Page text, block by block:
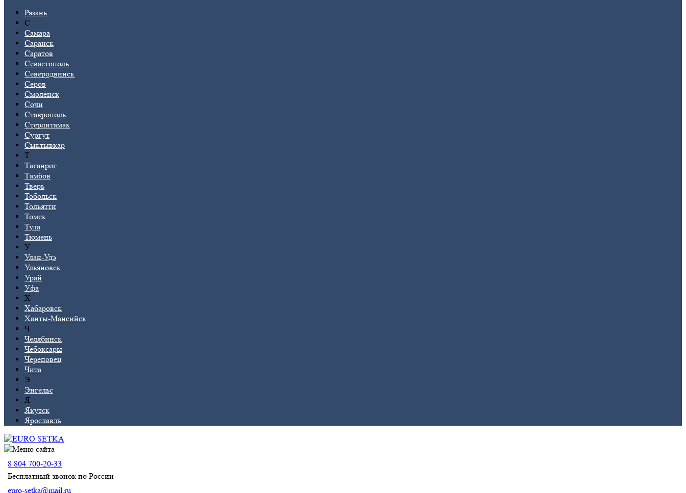
Рязань
С
Самара
Саранск
Саратов
Севастополь
Северодвинск
Серов
Смоленск
Сочи
Ставрополь
Стерлитамак
Сургут
Сыктывкар
Т
Таганрог
Тамбов
Тверь
Тобольск
Тольятти
Томск
Тула
Тюмень
У
Улан-Удэ
Ульяновск
Урай
Уфа
Х
Хабаровск
Ханты-Мансийск
Ч
Челябинск
Чебоксары
Череповец
Чита
Э
Энгельс
Я
Якутск
Ярославль
8 804 700-20-33
Бесплатный звонок по России
euro-setka@mail.ru